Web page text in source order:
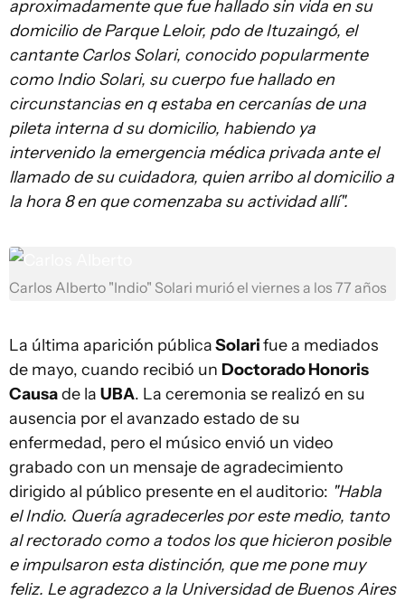
aproximadamente que fue hallado sin vida en su
domicilio de Parque Leloir, pdo de Ituzaingó, el
cantante Carlos Solari, conocido popularmente
como Indio Solari, su cuerpo fue hallado en
circunstancias en q estaba en cercanías de una
pileta interna d su domicilio, habiendo ya
intervenido la emergencia médica privada ante el
llamado de su cuidadora, quien arribo al domicilio a
la hora 8 en que comenzaba su actividad allí".
Carlos Alberto "Indio" Solari murió el viernes a los 77 años
La última aparición públicaSolarifue a mediados
de mayo, cuando recibió un Doctorado Honoris
Causade la UBA. La ceremonia se realizó en su
ausencia por el avanzado estado de su
enfermedad, pero el músico envió un video
grabado con un mensaje de agradecimiento
dirigido al público presente en el auditorio: "Habla
el Indio. Quería agradecerles por este medio, tanto
al rectorado como a todos los que hicieron posible
e impulsaron esta distinción, que me pone muy
feliz. Le agradezco a la Universidad de Buenos Aires